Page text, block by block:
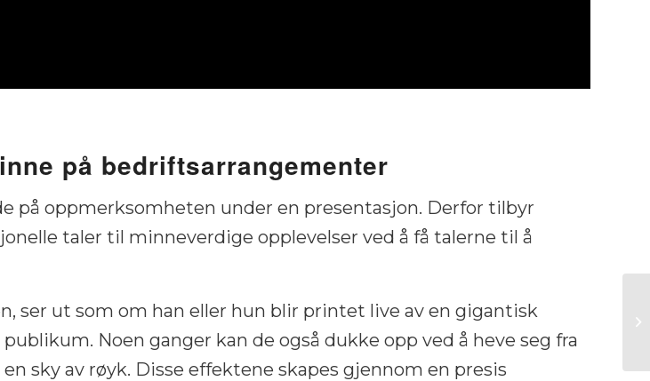
på bedriftsarrangementer
på oppmerksomheten under en presentasjon. Derfor tilbyr
taler til minneverdige opplevelser ved å få talerne til å
ser ut som om han eller hun blir printet live av en gigantisk
Noen ganger kan de også dukke opp ved å heve seg fra
sky av røyk. Disse effektene skapes gjennom en presis